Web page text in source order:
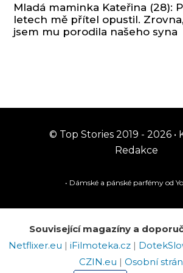
Mladá maminka Kateřina (28):
letech mě přítel opustil.
jsem mu porodila našeho syna
© Top Stories 2019 - 2026 •
Redakce
• Dámské a pánské parfémyod
Související magazíny a
Netflixer.eu | iFilmoteka.cz |
CZIN.eu | Osobní